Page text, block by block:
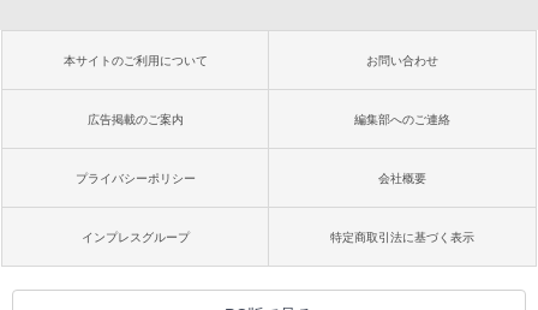
本サイトのご利用について お問い合わせ
広告掲載のご案内 編集部へのご連絡
プライバシーポリシー 会社概要
インプレスグループ 特定商取引法に基づく表示